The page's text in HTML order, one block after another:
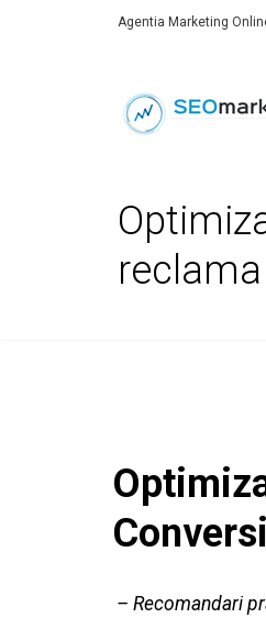
Agentia Marketing
– Recomandari